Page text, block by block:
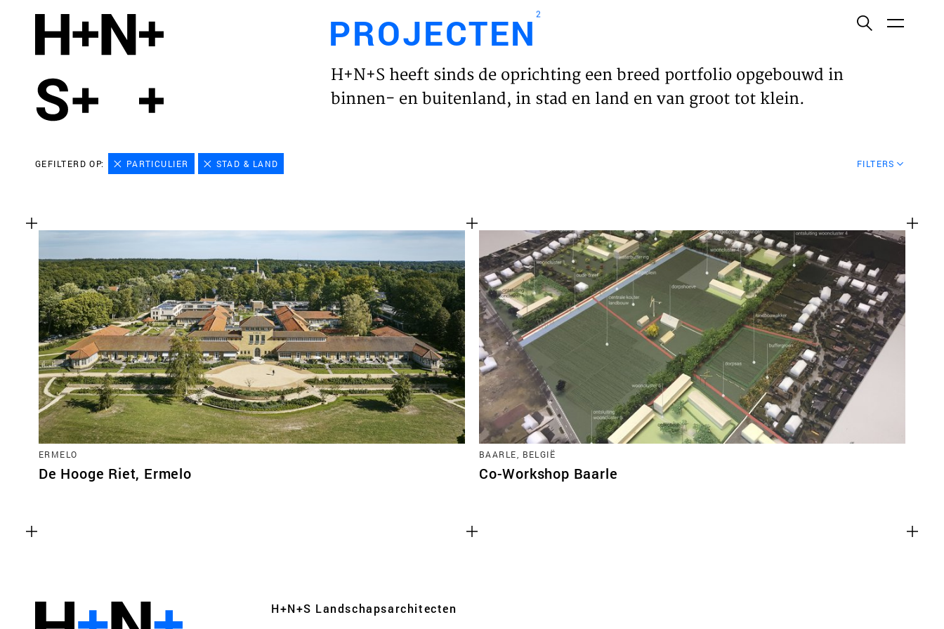
HOME
VISIE
NIEUWS
TEAM
CONTACT
PROJECTEN2
H+N+S heeft sinds de oprichting een breed portfolio opgebouwd in
binnen- en buitenland, in stad en land en van groot tot klein.
GEFILTERD OP: PARTICULIER STAD & LAND FILTERS
ERMELO
De Hooge Riet, Ermelo
BAARLE, BELGIË
Co-Workshop Baarle
H+N+S Landschaps­architecten
Functionele cookies
Deze cookies zijn noodzakelijk voor het correct functioneren
van de website. Let op, deze cookies kun je niet uitzetten.
Cookies van derden
Dit maakt het mogelijk om inhoud van websites van derden,
zoals YouTube en Vimeo, in te sluiten. Als u dit uitschakelt, kan
controleren en te verbeteren, evenals om anoniem analyses van
gebruikerservaringen uit te voeren.